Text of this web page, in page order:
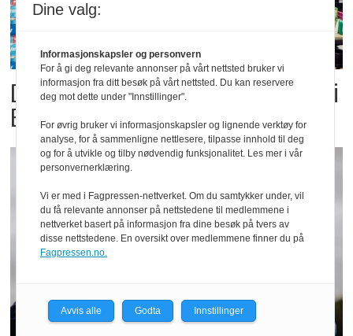
Dette er landets beste Post i
Butikk
Dine valg:
Informasjonskapsler og personvern
For å gi deg relevante annonser på vårt nettsted bruker vi
informasjon fra ditt besøk på vårt nettsted. Du kan reservere
deg mot dette under "Innstillinger".
For øvrig bruker vi informasjonskapsler og lignende verktøy for
analyse, for å sammenligne nettlesere, tilpasse innhold til deg
og for å utvikle og tilby nødvendig funksjonalitet. Les mer i vår
personvernerklæring.
Vi er med i Fagpressen-nettverket. Om du samtykker under, vil
du få relevante annonser på nettstedene til medlemmene i
nettverket basert på informasjon fra dine besøk på tvers av
disse nettstedene. En oversikt over medlemmene finner du på
Fagpressen.no.
Avvis alle Godta Innstillinger